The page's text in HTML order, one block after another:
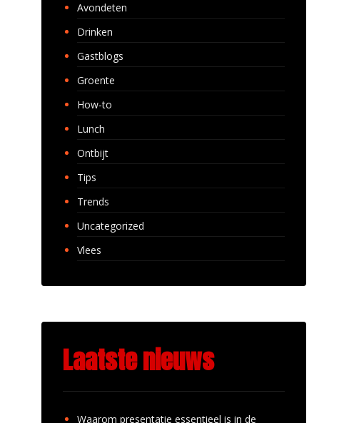
Avondeten
Drinken
Gastblogs
Groente
How-to
Lunch
Ontbijt
Tips
Trends
Uncategorized
Vlees
Laatste nieuws
Waarom presentatie essentieel is in de